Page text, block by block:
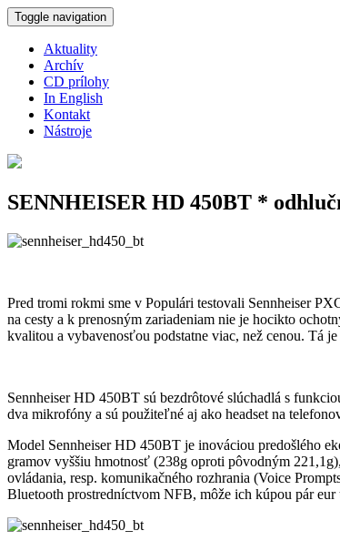
Skočiť na hlavný obsah
Toggle navigation
Aktuality
Archív
CD prílohy
In English
Kontakt
Nástroje
SENNHEISER HD 450BT *
Pred tromi rokmi sme v Populári testovali Sennheiser
na cesty a k prenosným zariadeniam nie je hocikto
kvalitou a vybavenosťou podstatne viac, než cenou. Tá
Sennheiser HD 450BT sú bezdrôtové slúchadlá s
dva mikrofóny a sú použiteľné aj ako headset na
Model Sennheiser HD 450BT je inováciou predošlého
gramov vyššiu hmotnosť (238g oproti pôvodným
ovládania, resp. komunikačného rozhrania (Voice
Bluetooth prostredníctvom NFB, môže ich kúpou pár eur